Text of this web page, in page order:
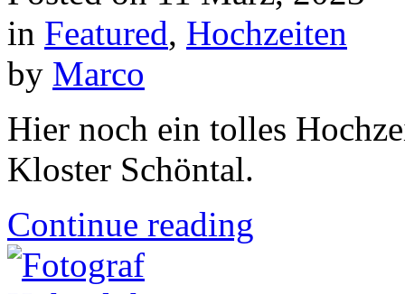
in Featured, Hochzeiten
by Marco
Hier noch ein tolles
Kloster Schöntal.
Continue reading